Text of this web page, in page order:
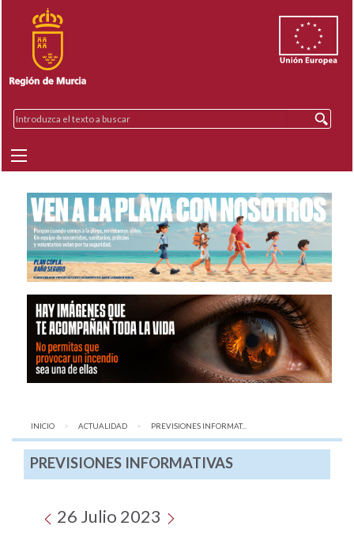
INICIO ACTUALIDAD AQUÍ:
PREVISIONES INFORMAT...
PREVISIONES INFORMATIVAS
26 Julio 2023